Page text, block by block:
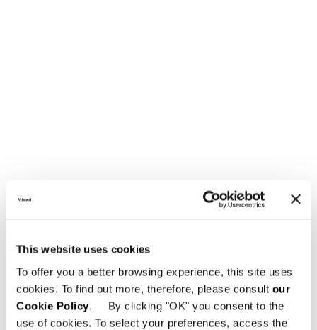
This website uses cookies
To offer you a better browsing experience, this site uses
cookies. To find out more, therefore, please consult our
Cookie Policy. By clicking "OK" you consent to the
use of cookies. To select your preferences, access the